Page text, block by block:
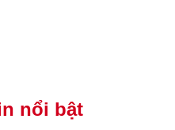
nổi bật